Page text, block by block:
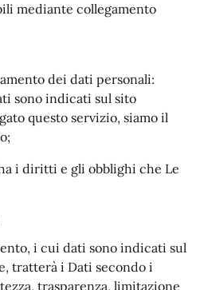
mediante collegamento
dei dati personali:
sono indicati sul sito
questo servizio, siamo il
ha i diritti e gli obblighi che Le
i cui dati sono indicati sul
tratterà i Dati secondo i
trasparenza, limitazione